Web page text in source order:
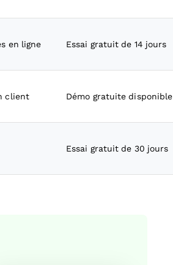
en ligne Essai gratuit de 14 jours
client Démo gratuite disponible
Essai gratuit de 30 jours